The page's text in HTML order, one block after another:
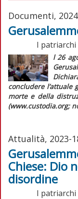
Documenti,
I patriarchi
l 26
concludere l’attuale
morte e della
(www.custodia.org;
Attualità, 2023-
Chiese: Dio
disordine
I patriarchi